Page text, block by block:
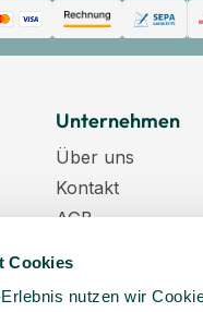
Cookies
nutzen wir
Unternehmen
Über uns
Kontakt
AGB